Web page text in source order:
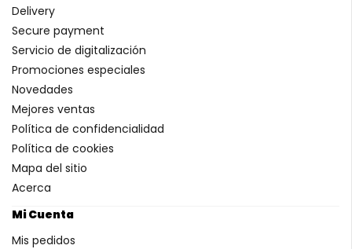
Delivery
Secure payment
Servicio de digitalización
Promociones especiales
Novedades
Mejores ventas
Política de confidencialidad
Política de cookies
Mapa del sitio
Acerca
Mi Cuenta
Mis pedidos